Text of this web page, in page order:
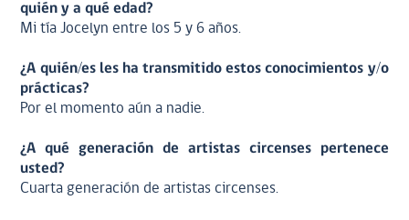
quién y a qué edad?
Mi tía Jocelyn entre los 5 y 6 años.
¿A quién/es les ha transmitido estos conocimientos y/o
prácticas?
Por el momento aún a nadie.
¿A qué generación de artistas circenses pertenece
usted?
Cuarta generación de artistas circenses.